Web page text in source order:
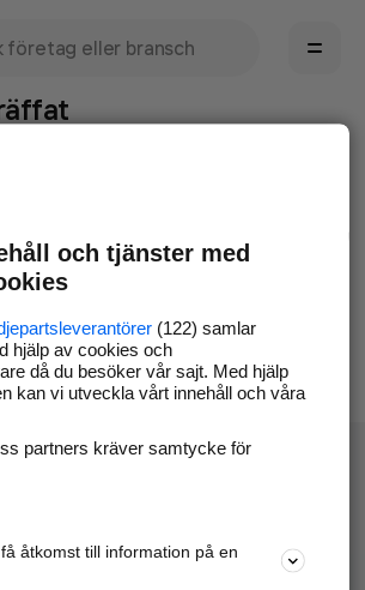
och snabbare kan avhjälpa det.
i webbläsaren och försök igen
och platser.
och tjänster med
(122) samlar
hjälp av cookies och
då du besöker vår sajt. Med hjälp
kan vi utveckla vårt innehåll och våra
partners kräver samtycke för
åtkomst till information på en